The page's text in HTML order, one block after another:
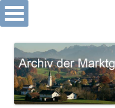
Archiv Markt